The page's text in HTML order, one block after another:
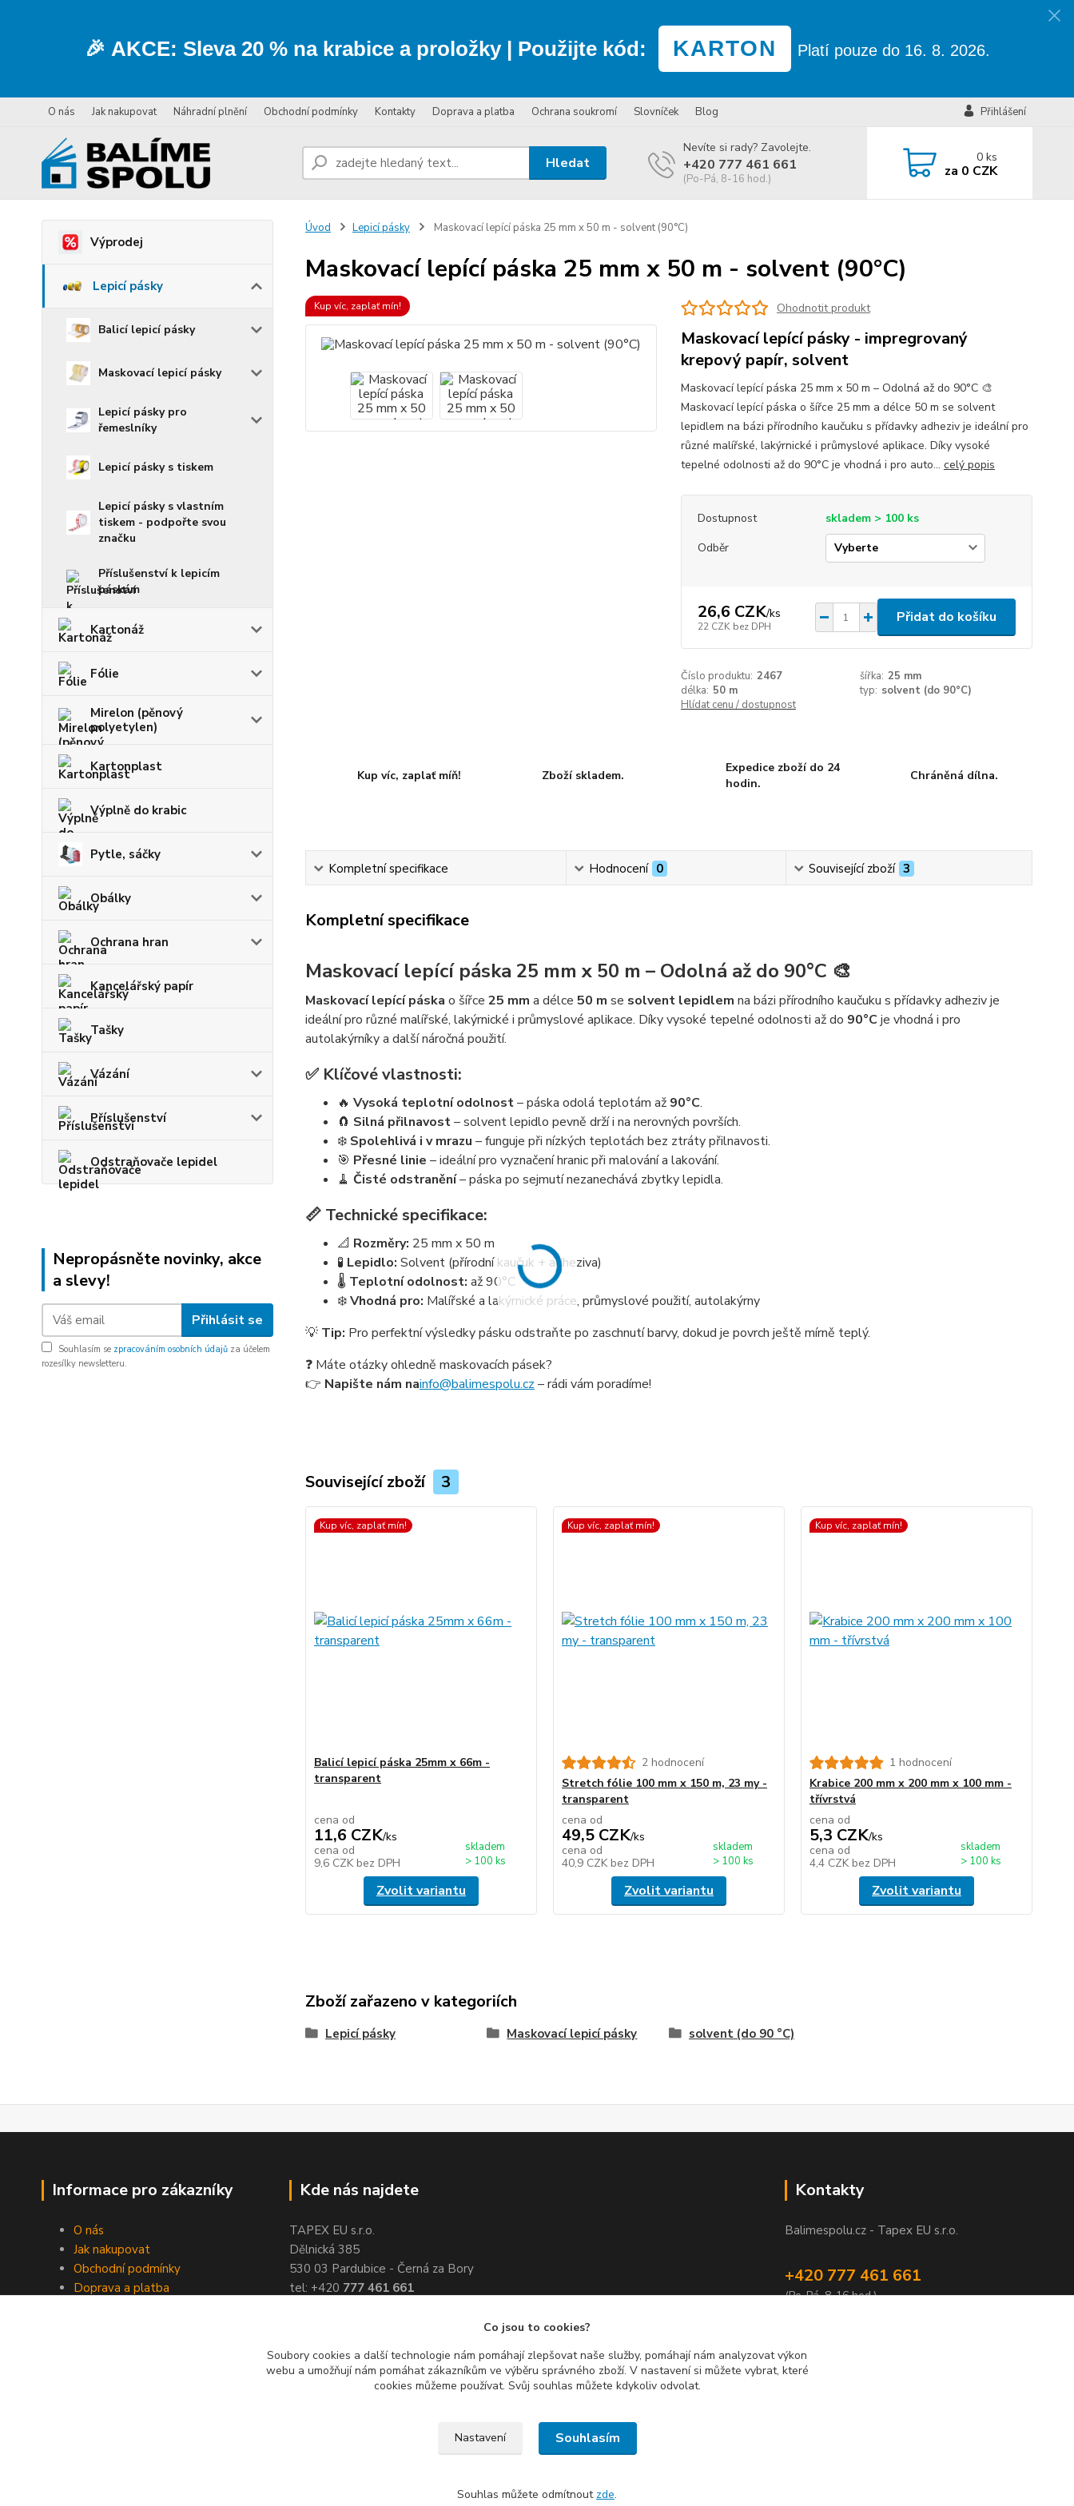
🎉 AKCE: Sleva 20 % na krabice a proložky| Použijte kód: KARTON Platí pouze do 16. 8. 2026.
O nás Jak nakupovat Náhradní plnění Obchodní podmínky Kontakty Doprava a platba Ochrana soukromí Slovníček Blog Přihlášení
Hledat
Nevíte si rady? Zavolejte.
+420 777 461 661
(Po-Pá, 8-16 hod.)
0 ks
za 0 CZK
Výprodej
Lepicí pásky
Balicí lepicí pásky
Maskovací lepicí pásky
Lepicí pásky pro
řemeslníky
Lepicí pásky s tiskem
Lepicí pásky s vlastním
tiskem - podpořte svou
značku
Příslušenství k lepicím
páskám
Kartonáž
Fólie
Mirelon (pěnový
polyetylen)
Kartonplast
Výplně do krabic
Pytle, sáčky
Obálky
Ochrana hran
Kancelářský papír
Tašky
Vázání
Příslušenství
Odstraňovače lepidel
Nepropásněte novinky, akce
a slevy!
Přihlásit se
Souhlasím se zpracováním osobních údajů za účelem
rozesílky newsletteru.
Úvod Lepicí pásky Maskovací lepící páska 25 mm x 50 m - solvent (90°C)
Maskovací lepící páska 25 mm x 50 m - solvent (90°C)
Kup víc, zaplať mín! Ohodnotit produkt
Maskovací lepící pásky - impregrovaný
krepový papír, solvent
Maskovací lepící páska 25 mm x 50 m – Odolná až do 90°C 🎨
Maskovací lepící páska o šířce 25 mm a délce 50 m se solvent
lepidlem na bázi přírodního kaučuku s přídavky adheziv je ideální pro
různé malířské, lakýrnické i průmyslové aplikace. Díky vysoké
tepelné odolnosti až do 90°C je vhodná i pro auto... celý popis
Dostupnost
skladem > 100 ks
Odběr
26,6 CZK/ks
22 CZK bez DPH
Přidat do košíku
Číslo produktu: 2467 šířka: 25 mm
délka: 50 m typ: solvent (do 90°C)
Hlídat cenu / dostupnost
Kup víc, zaplať míň! Zboží skladem.
Expedice zboží do 24
hodin.
Chráněná dílna.
Kompletní specifikace Hodnocení 0 Související zboží 3
Kompletní specifikace
Maskovací lepící páska 25 mm x 50 m – Odolná až do 90°C 🎨
Maskovací lepící páska o šířce 25 mm a délce 50 m se solvent lepidlem na bázi přírodního kaučuku s přídavky adheziv je
ideální pro různé malířské, lakýrnické i průmyslové aplikace. Díky vysoké tepelné odolnosti až do 90°C je vhodná i pro
autolakýrníky a další náročná použití.
✅ Klíčové vlastnosti:
🔥 Vysoká teplotní odolnost– páska odolá teplotám až 90°C.
🧲 Silná přilnavost– solvent lepidlo pevně drží i na nerovných površích.
❄️ Spolehlivá i v mrazu – funguje při nízkých teplotách bez ztráty přilnavosti.
🎯 Přesné linie – ideální pro vyznačení hranic při malování a lakování.
🧹 Čisté odstranění– páska po sejmutí nezanechává zbytky lepidla.
📏 Technické specifikace:
📐 Rozměry: 25 mm x 50 m
🧪 Lepidlo: Solvent (přírodní kaučuk + adheziva)
🌡️ Teplotní odolnost: až 90°C
❄️Vhodná pro: Malířské a lakýrnické práce, průmyslové použití, autolakýrny
💡 Tip: Pro perfektní výsledky pásku odstraňte po zaschnutí barvy, dokud je povrch ještě mírně teplý.
❓ Máte otázky ohledně maskovacích pásek?
👉 Napište nám nainfo@balimespolu.cz – rádi vám poradíme!
Související zboží 3
Kup víc, zaplať mín!
Balicí lepicí páska 25mm x 66m -
transparent
cena od
11,6 CZK/ks
cena od
9,6 CZK bez DPH
skladem
> 100 ks
Zvolit variantu
Kup víc, zaplať mín!
2 hodnocení
Stretch fólie 100 mm x 150 m, 23 my -
transparent
cena od
49,5 CZK/ks
cena od
40,9 CZK bez DPH
skladem
> 100 ks
Zvolit variantu
Kup víc, zaplať mín!
1 hodnocení
Krabice 200 mm x 200 mm x 100 mm -
třívrstvá
cena od
5,3 CZK/ks
cena od
4,4 CZK bez DPH
skladem
> 100 ks
Zvolit variantu
Zboží zařazeno v kategoriích
Lepicí pásky Maskovací lepicí pásky solvent (do 90 °C)
Informace pro zákazníky
O nás
Jak nakupovat
Obchodní podmínky
Doprava a platba
Kde nás najdete
TAPEX EU s.r.o.
Dělnická 385
530 03 Pardubice - Černá za Bory
tel: +420 777 461 661
Kontakty
Balimespolu.cz - Tapex EU s.r.o.
+420 777 461 661
(Po-Pá, 8-16 hod.)
Co jsou to cookies?
Soubory cookies a další technologie nám pomáhají zlepšovat naše služby, pomáhají nám analyzovat výkon
webu a umožňují nám pomáhat zákazníkům ve výběru správného zboží. V nastavení si můžete vybrat, které
cookies můžeme používat. Svůj souhlas můžete kdykoliv odvolat.
Nastavení Souhlasím
Souhlas můžete odmítnout zde.